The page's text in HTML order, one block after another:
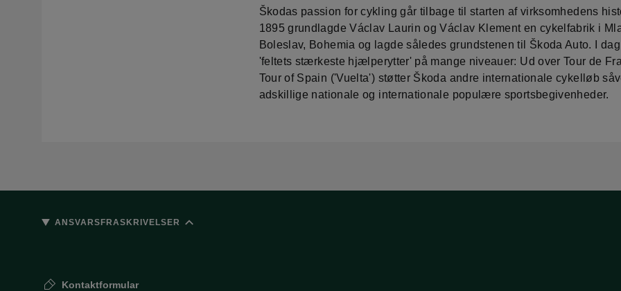
Škodas passion for cykling går tilbage til starten af virksomhedens
1895 grundlagde Václav Laurin og Václav Klement en cykelfabrik i
Boleslav, Bohemia og lagde således grundstenen til Škoda Auto. I
'feltets stærkeste hjælperytter' på mange niveauer: Ud over Tour de
Tour of Spain ('Vuelta') støtter Škoda andre internationale cykelløb
adskillige nationale og internationale populære sportsbegivenheder.
ANSVARSFRASKRIVELSER
Kontaktformular